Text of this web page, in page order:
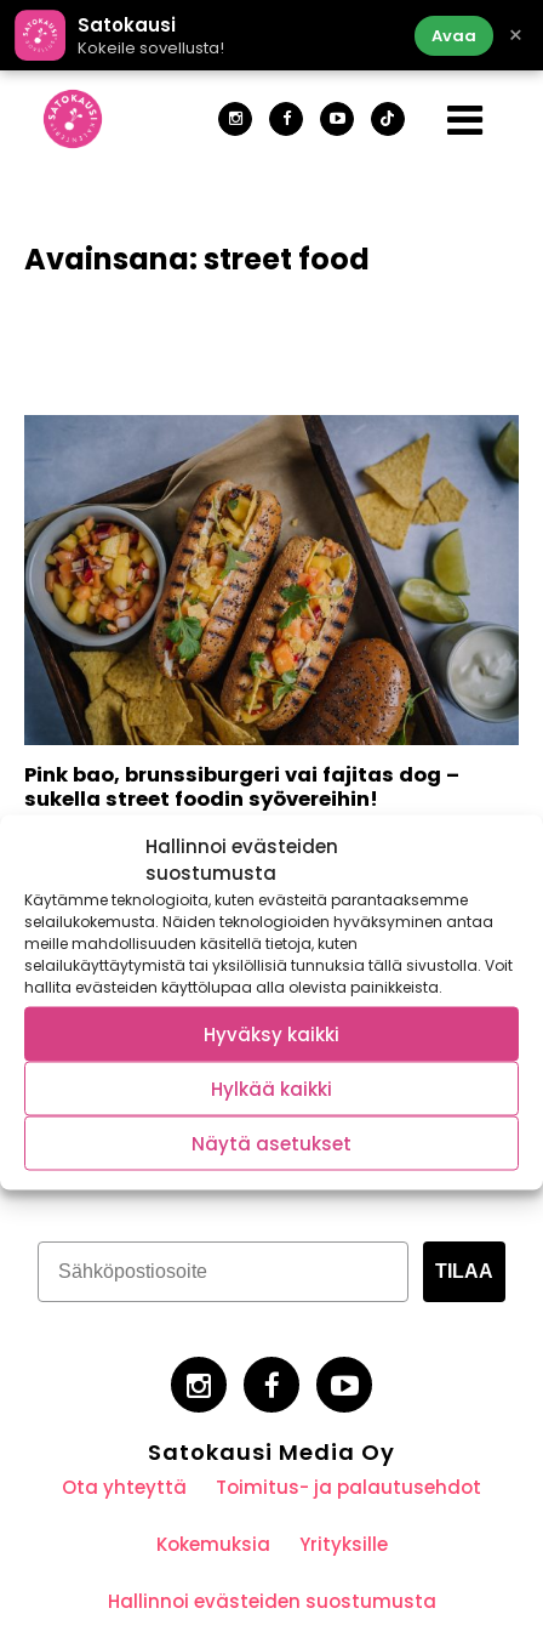
Hallinnoi evästeiden
suostumusta
Käytämme teknologioita, kuten evästeitä parantaaksemme
selailukokemusta. Näiden teknologioiden hyväksyminen antaa
meille mahdollisuuden käsitellä tietoja, kuten
selailukäyttäytymistä tai yksilöllisiä tunnuksia tällä sivustolla. Voit
hallita evästeiden käyttölupaa alla olevista painikkeista.
Hyväksy kaikki
Hylkää kaikki
Näytä asetukset
Satokausi
Kokeile sovellusta!
Avaa ×
Avainsana:street food
Pink bao, brunssiburgeri vai fajitas dog –
sukella street foodin syövereihin!
Burgerit ja kuumat koirat ovat tuttuja kavereita katuruoan
maailmasta, mutta miten on aasialaisten bao...
Tilaa kasvispitoinen uutiskirje
TILAA
Satokausi Media Oy
Ota yhteyttä Toimitus- ja palautusehdot
Kokemuksia Yrityksille
Hallinnoi evästeiden suostumusta